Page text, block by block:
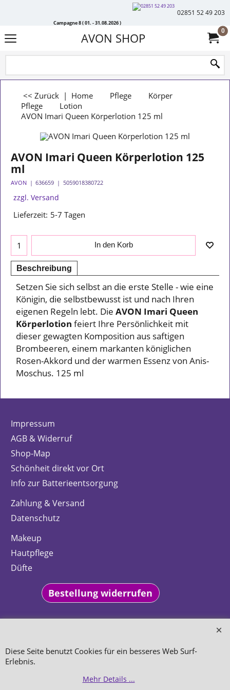
Campagne 8 ( 01. - 31.08.2026 )
02851 52 49 203
AVON SHOP 0
<< Zurück | Home Pflege
Körper
Pflege
Lotion
AVON Imari Queen Körperlotion 125 ml
AVON Imari Queen Körperlotion 125
ml
AVON 636659 5059018380722
zzgl. Versand
Lieferzeit: 5-7 Tagen
In den Korb
Beschreibung
Setzen Sie sich selbst an die erste Stelle - wie eine
Königin, die selbstbewusst ist und nach Ihren
eigenen Regeln lebt. Die AVON Imari Queen
Körperlotion feiert Ihre Persönlichkeit mit
dieser gewagten Komposition aus saftigen
Brombeeren, einem markanten königlichen
Rosen-Akkord und der warmen Essenz von Anis-
Moschus. 125 ml
Impressum
AGB & Widerruf
Shop-Map
Schönheit direkt vor Ort
Info zur Batterieentsorgung
Zahlung & Versand
Datenschutz
Makeup
Hautpflege
Düfte
Bestellung widerrufen
WebShop erstellt mit
ShopFactory Shop
Diese Seite benutzt Cookies für ein besseres Web Surf-
Erlebnis.
Mehr Details ...